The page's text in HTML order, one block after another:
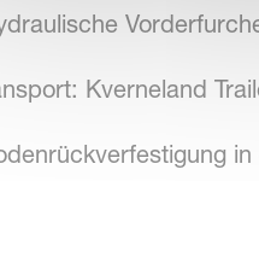
Kverneland